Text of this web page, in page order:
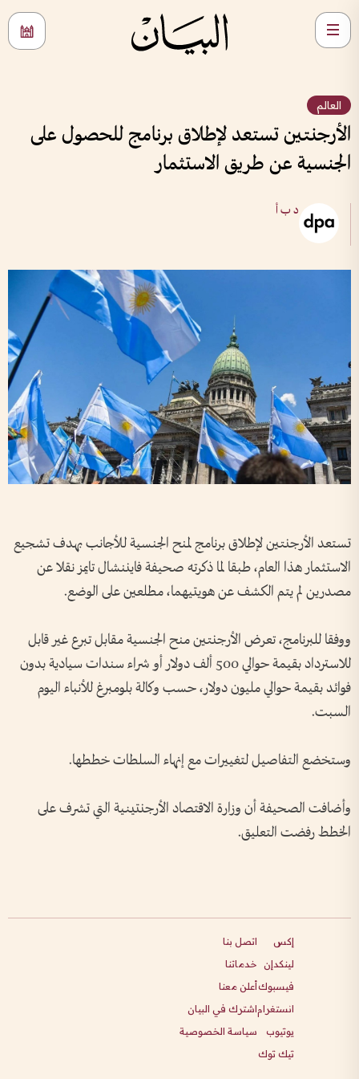
العالم
الأرجنتين تستعد لإطلاق برنامج للحصول على
الجنسية عن طريق الاستثمار
د ب أ
تستعد الأرجنتين لإطلاق برنامج لمنح الجنسية للأجانب بهدف تشجيع
الاستثمار هذا العام، طبقا لما ذكرته صحيفة فايننشال تايمز نقلا عن
مصدرين لم يتم الكشف عن هويتيهما، مطلعين على الوضع.
ووفقا للبرنامج، تعرض الأرجنتين منح الجنسية مقابل تبرع غير قابل
للاسترداد بقيمة حوالي 500 ألف دولار أو شراء سندات سيادية بدون
فوائد بقيمة حوالي مليون دولار، حسب وكالة بلومبرغ للأنباء اليوم
السبت.
وستخضع التفاصيل لتغييرات مع إنهاء السلطات خططها.
وأضافت الصحيفة أن وزارة الاقتصاد الأرجنتينية التي تشرف على
الخطط رفضت التعليق.
إكس
لينكدإن
فيسبوك
انستغرام
يوتيوب
تيك توك
اتصل بنا
خدماتنا
أعلن معنا
اشترك في البيان
سياسة الخصوصية